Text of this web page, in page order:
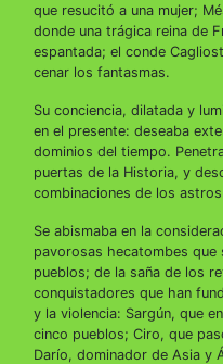
que resucitó a una mujer;
donde una trágica reina de
espantada; el conde
cenar los fantasmas.
Su conciencia, dilatada y
en el presente: deseaba
dominios del tiempo.
puertas de la Historia, y
combinaciones de los
Se abismaba en la
pavorosas hecatombes que
pueblos; de la saña de los
conquistadores que han
y la violencia: Sargún, que
cinco pueblos; Ciro, que
Darío, dominador de Asia y